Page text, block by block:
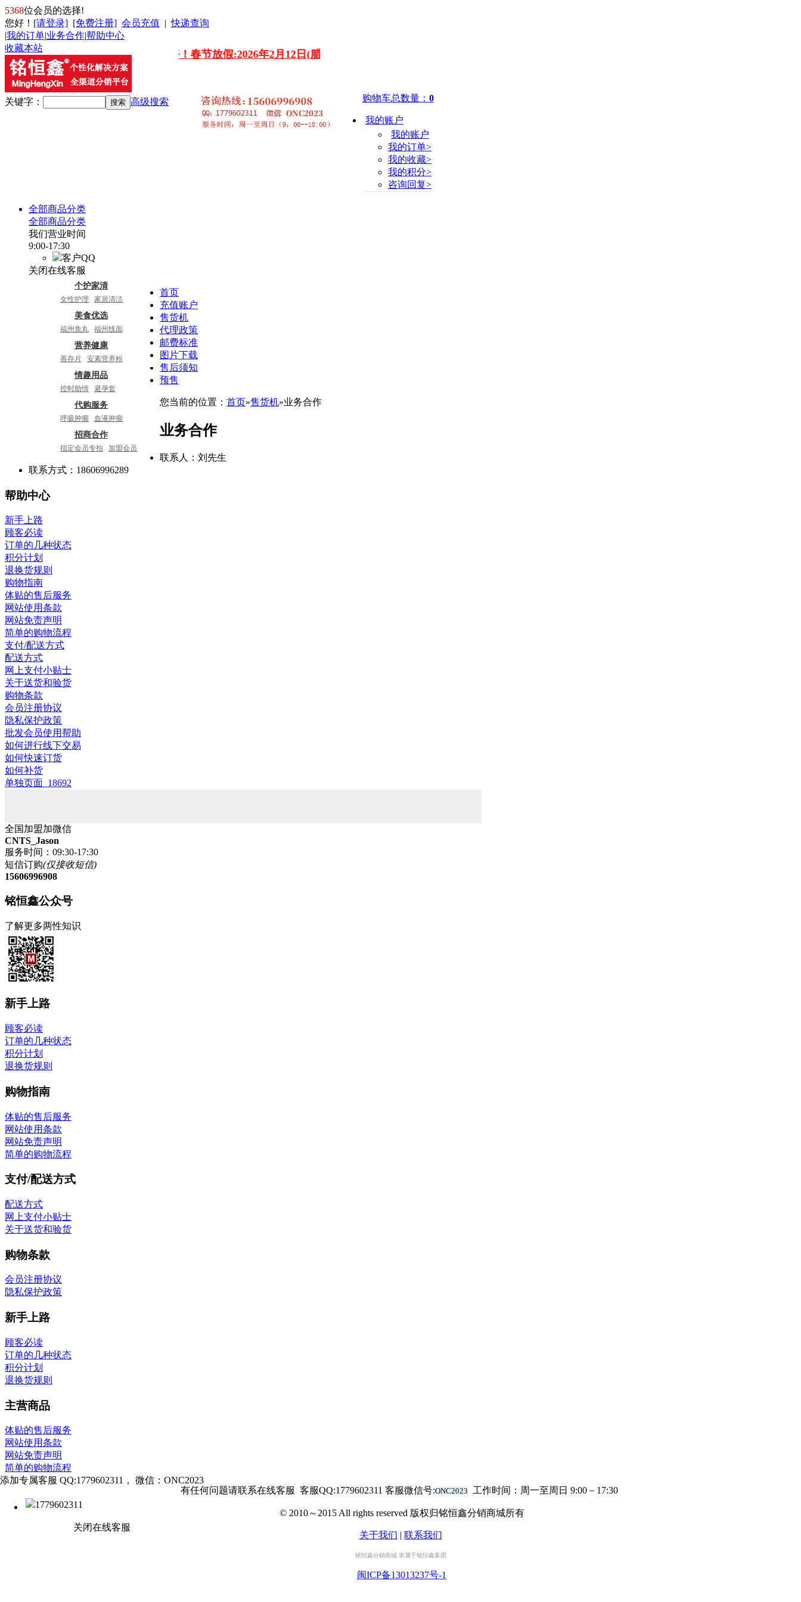
5368位会员的选择!
您好 ！ [请登录] [免费注册] 会员充值 |快递查询
|我的订单|业务合作|帮助中心
收藏本站
关键字： 高级搜索
新年好！春节放假:2026年2月12日(腊月廿五
购物车总数量： 0
我的账户
我的账户
我的订单>
我的收藏>
我的积分>
咨询回复>
全部商品分类
全部商品分类
我们营业时间
9:00-17:30
客户QQ
关闭在线客服
个护家清
女性护理
家居清洁
口腔护理
洗发护发
美食优选
福州鱼丸
福州线面
海鲜干货
营养健康
善存片
安素营养粉
护肝养肝
美商婕斯
情趣用品
控时助情
避孕套
男用器具
女用器具
代购服务
呼吸肿瘤
血液肿瘤
乳腺癌
消化肿瘤
丙肝乙肝
其它疾病
招商合作
指定会员专拍
加盟会员
首页
充值账户
售货机
代理政策
邮费标准
图片下载
售后须知
预售
您当前的位置： 首页»售货机»业务合作
业务合作
联系人：刘先生
联系方式：18606996289
帮助中心
新手上路
顾客必读
订单的几种状态
积分计划
退换货规则
购物指南
体贴的售后服务
网站使用条款
网站免责声明
简单的购物流程
支付/配送方式
配送方式
网上支付小贴士
关于送货和验货
购物条款
会员注册协议
隐私保护政策
批发会员使用帮助
如何进行线下交易
如何快速订货
如何补货
单独页面_18692
全国加盟加微信
CNTS_Jason
服务时间：09:30-17:30
短信订购(仅接收短信)
15606996908
铭恒鑫公众号
了解更多两性知识
新手上路
顾客必读
订单的几种状态
积分计划
退换货规则
购物指南
体贴的售后服务
网站使用条款
网站免责声明
简单的购物流程
支付/配送方式
配送方式
网上支付小贴士
关于送货和验货
购物条款
会员注册协议
隐私保护政策
新手上路
顾客必读
订单的几种状态
积分计划
退换货规则
主营商品
体贴的售后服务
网站使用条款
网站免责声明
简单的购物流程
添加专属客服 QQ:1779602311， 微信：ONC2023
1779602311
关闭在线客服
有任何问题请联系在线客服 客服QQ:1779602311 客服微信号:ONC2023 工作时间：周一至周日 9:00－17:30
© 2010～2015 All rights reserved 版权归铭恒鑫分销商城所有
关于我们 | 联系我们
铭恒鑫分销商城 隶属于铭恒鑫集团
闽ICP备13013237号-1